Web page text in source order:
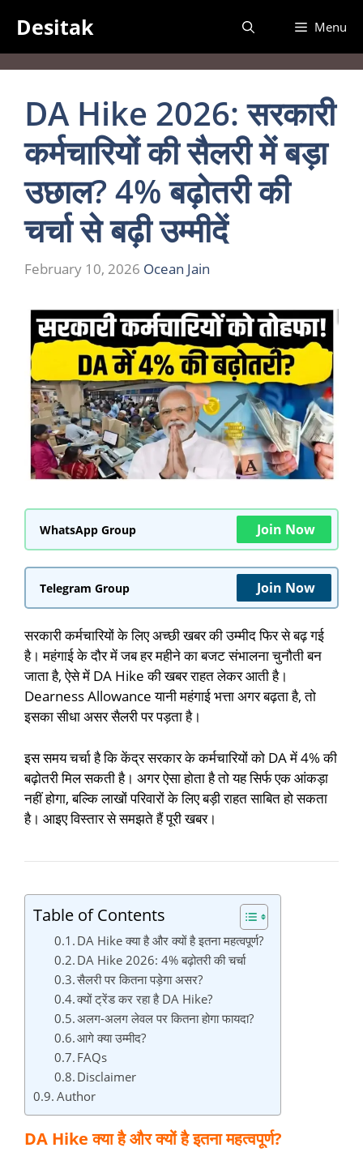
content
Desitak Menu
DA Hike 2026: सरकारी
कर्मचारियों की सैलरी में बड़ा
उछाल? 4% बढ़ोतरी की
चर्चा से बढ़ी उम्मीदें
February 10, 2026 Ocean Jain
WhatsApp Group Join Now
Telegram Group Join Now
सरकारी कर्मचारियों के लिए अच्छी खबर की उम्मीद फिर से बढ़ गई
है। महंगाई के दौर में जब हर महीने का बजट संभालना चुनौती बन
जाता है, ऐसे में DA Hike की खबर राहत लेकर आती है।
Dearness Allowance यानी महंगाई भत्ता अगर बढ़ता है, तो
इसका सीधा असर सैलरी पर पड़ता है।
इस समय चर्चा है कि केंद्र सरकार के कर्मचारियों को DA में 4% की
बढ़ोतरी मिल सकती है। अगर ऐसा होता है तो यह सिर्फ एक आंकड़ा
नहीं होगा, बल्कि लाखों परिवारों के लिए बड़ी राहत साबित हो सकता
है। आइए विस्तार से समझते हैं पूरी खबर।
Table of Contents
DA Hike क्या है और क्यों है इतना महत्वपूर्ण?
DA Hike 2026: 4% बढ़ोतरी की चर्चा
सैलरी पर कितना पड़ेगा असर?
क्यों ट्रेंड कर रहा है DA Hike?
अलग-अलग लेवल पर कितना होगा फायदा?
आगे क्या उम्मीद?
FAQs
Disclaimer
Author
DA Hike क्या है और क्यों है इतना महत्वपूर्ण?